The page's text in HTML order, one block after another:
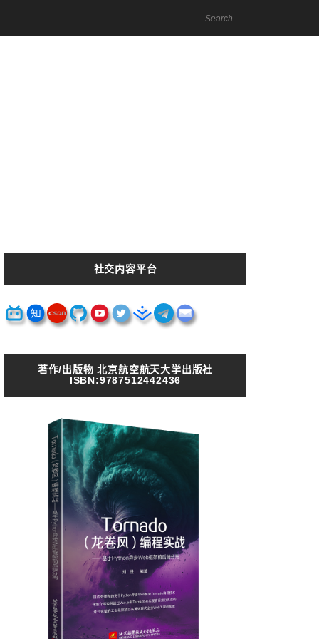
社交内容平台
著作/出版物 北京航空航天大学出版社
ISBN:9787512442436